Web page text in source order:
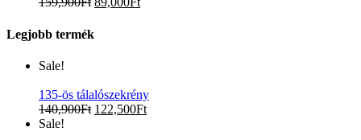
Legjobb termék
Sale!
135-ös tálalószekrény
140,900Ft 122,500Ft
Sale!